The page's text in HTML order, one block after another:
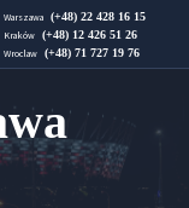
Warszawa (+48) 22 428 16 15
Kraków (+48) 12 426 51 26
Wroclaw (+48) 71 727 19 76